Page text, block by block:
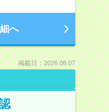
へ
掲載日：2026.08.07